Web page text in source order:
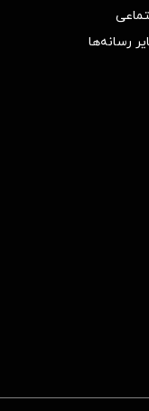
رسانه‌‌ها